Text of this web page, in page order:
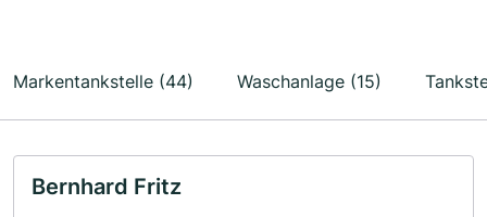
Markentankstelle (44) Waschanlage (15)
Bernhard Fritz